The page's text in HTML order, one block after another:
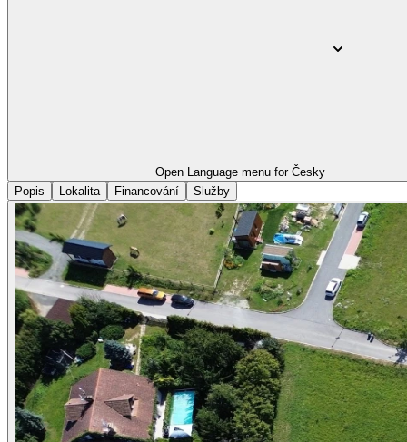
Open Language menu for Česky
Popis
Lokalita Financování Služby